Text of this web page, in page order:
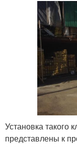
Установка такого
представлены к